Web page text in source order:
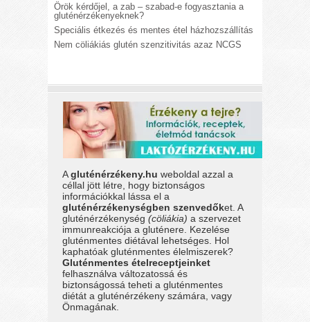
Örök kérdőjel, a zab – szabad-e fogyasztania a
gluténérzékenyeknek?
Speciális étkezés és mentes étel házhozszállítás
Nem cöliákiás glutén szenzitivitás azaz NCGS
Agluténérzékeny.hu weboldal azzal a
céllal jött létre, hogy biztonságos
információkkal lássa el a
gluténérzékenységben szenvedőket. A
gluténérzékenység(cöliákia) a szervezet
immunreakciója a gluténere. Kezelése
gluténmentes diétával lehetséges. Hol
kaphatóak gluténmentes élelmiszerek?
Gluténmentes ételreceptjeinket
felhasználva változatossá és
biztonságossá teheti a gluténmentes
diétát a gluténérzékeny számára, vagy
Önmagának.